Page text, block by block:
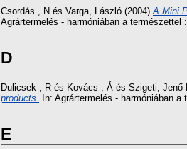
Csordás , N és Varga, László (2004)A Mini
Agrártermelés - harmóniában a
D
Dulicsek , R és Kovács , Á és Szigeti, Jenő
products.
In: Agrártermelés - harmóniában
E